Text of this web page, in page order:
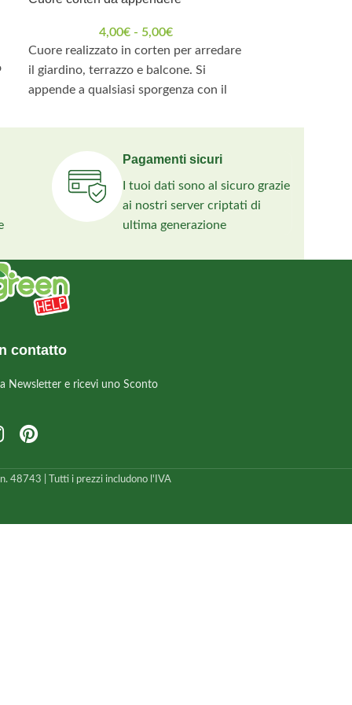
4,00€ - 5,00€
Cuore realizzato in corten per arredare
il giardino, terrazzo e balcone. Si
appende a qualsiasi sporgenza con il
di grandezze
Pagamenti sicuri
I tuoi dati sono al sicuro grazie
ai nostri server criptati di
ultima generazione
contatto
Newsletter e ricevi uno Sconto
48743 | Tutti i prezzi includono l'IVA